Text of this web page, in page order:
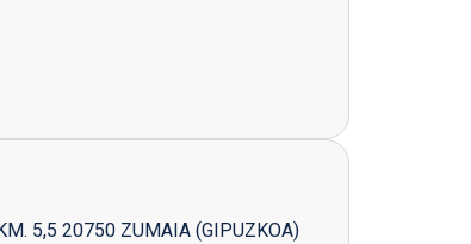
5,5 20750 ZUMAIA (GIPUZKOA)